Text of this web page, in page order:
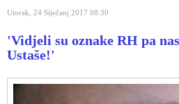
Utorak, 24 Siječanj 2017 08:30
'Vidjeli su oznake RH pa
Ustaše!'